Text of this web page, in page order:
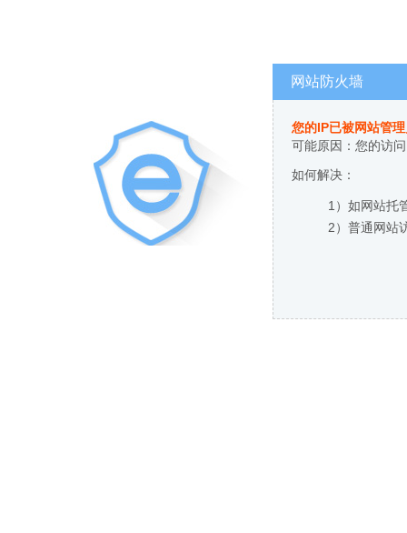
网站防火墙
您的IP已被网站管
可能原因：您的访
如何解决：
1）如网站托
2）普通网站